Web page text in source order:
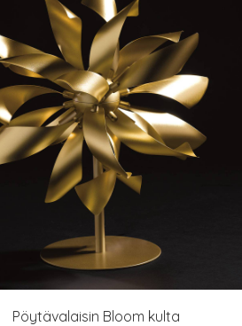
Pöytävalaisin Bloom kulta